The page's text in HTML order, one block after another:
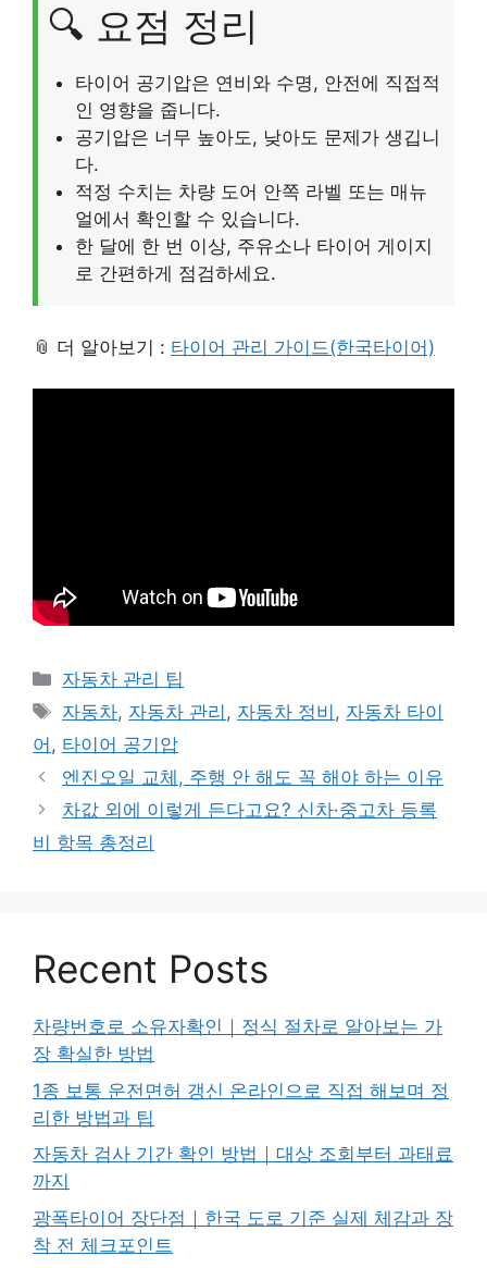
🔍 요점 정리
타이어 공기압은 연비와 수명, 안전에 직접적
인 영향을 줍니다.
공기압은 너무 높아도, 낮아도 문제가 생깁니
다.
적정 수치는 차량 도어 안쪽 라벨 또는 매뉴
얼에서 확인할 수 있습니다.
한 달에 한 번 이상, 주유소나 타이어 게이지
로 간편하게 점검하세요.
📎 더 알아보기 : 타이어 관리 가이드(한국타이어)
Categories
자동차 관리 팁
Tags
자동차, 자동차 관리 , 자동차 정비 , 자동차 타이
어 , 타이어 공기압
엔진오일 교체, 주행 안 해도 꼭 해야 하는 이유
차값 외에 이렇게 든다고요? 신차·중고차 등록
비 항목 총정리
Recent Posts
차량번호로 소유자확인｜정식 절차로 알아보는 가
장 확실한 방법
1종 보통 운전면허 갱신 온라인으로 직접 해보며 정
리한 방법과 팁
자동차 검사 기간 확인 방법｜대상 조회부터 과태료
까지
광폭타이어 장단점｜한국 도로 기준 실제 체감과 장
착 전 체크포인트